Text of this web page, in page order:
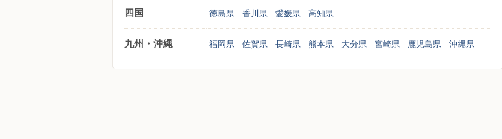
四国 徳島県 香川県 愛媛県 高知県
九州・沖縄 福岡県 佐賀県 長崎県 熊本県 大分県 宮崎県 鹿児島県 沖縄県